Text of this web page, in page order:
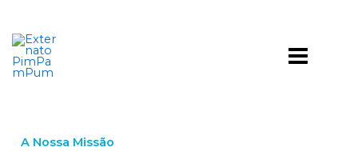
content
Menu
A Nossa Missão